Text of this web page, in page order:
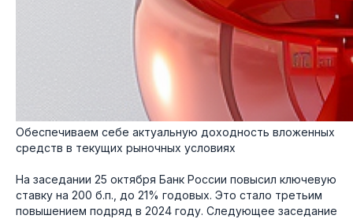
Обеспечиваем себе актуальную доходность вложенных
средств в текущих рыночных условиях
На заседании 25 октября Банк России повысил ключевую
ставку на 200 б.п., до 21% годовых. Это стало третьим
повышением подряд в 2024 году. Следующее заседание